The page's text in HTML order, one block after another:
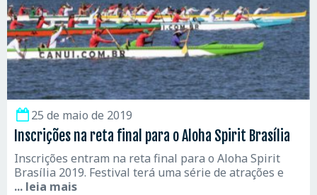
25 de maio de 2019
Inscrições na reta final para o Aloha Spirit Brasília
Inscrições entram na reta final para o Aloha Spirit
Brasília 2019. Festival terá uma série de atrações e
... leia mais